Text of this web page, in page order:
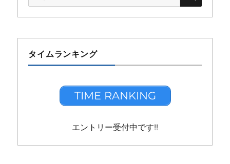
索:
タイムランキング
TIME RANKING
エントリー受付中です!!